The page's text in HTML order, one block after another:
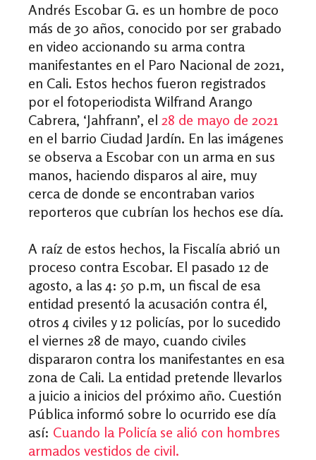
Andrés Escobar G. es un hombre de poco
más de 30 años, conocido por ser grabado
en video accionando su arma contra
manifestantes en el Paro Nacional de 2021,
en Cali. Estos hechos fueron registrados
por el fotoperiodista Wilfrand Arango
Cabrera, ‘Jahfrann’, el 28 de mayo de 2021
en el barrio Ciudad Jardín. En las imágenes
se observa a Escobar con un arma en sus
manos, haciendo disparos al aire, muy
cerca de donde se encontraban varios
reporteros que cubrían los hechos ese día.
A raíz de estos hechos, la Fiscalía abrió un
proceso contra Escobar. El pasado 12 de
agosto, a las 4: 50 p.m, un fiscal de esa
entidad presentó la acusación contra él,
otros 4 civiles y 12 policías, por lo sucedido
el viernes 28 de mayo, cuando civiles
dispararon contra los manifestantes en esa
zona de Cali. La entidad pretende llevarlos
a juicio a inicios del próximo año. Cuestión
Pública informó sobre lo ocurrido ese día
así: Cuando la Policía se alió con hombres
armados vestidos de civil.